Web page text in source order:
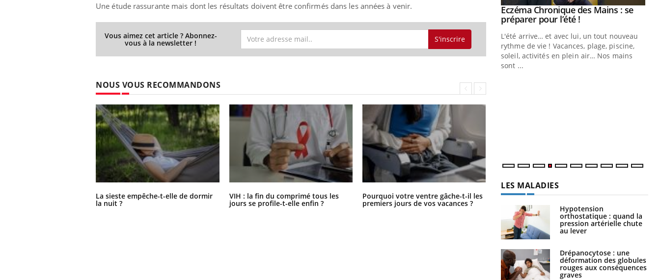
Une étude rassurante mais dont les résultats doivent être confirmés dans les années à venir.
Vous aimez cet article ? Abonnez-
vous à la newsletter ! S'inscrire
NOUS VOUS RECOMMANDONS
La sieste empêche-t-elle de dormir
la nuit ?
VIH : la fin du comprimé tous les
jours se profile-t-elle enfin ?
Pourquoi votre ventre gâche-t-il les
premiers jours de vos vacances ?
Fortes chaleurs : pourquoi le risque
Eczéma Chronique des Mains :
expliquer ma maladie
Il y a des sujets qui sont faciles à aborder...
d'autres non ! D'un côté, poser des
questions sur la maladie d'un proche c'est
Youtube
Carence en fer : comprendre pour
prévenir
Fatigue, irritabilité, brouillard mental ou
carence en fer sont multiples ce qui la rend
Youtube
Insuline & Charge mentale : et si on
osait en parler??
En 2026, l'insuline dans le diabète de type 2
reste entourée d'idées reçues chez les
patients comme parfois chez les soignants.
Youtube
Eczéma Chronique des Mains : se
préparer pour l’été !Youtube
L'été arrive… et avec lui, un tout nouveau
rythme de vie ! Vacances, plage, piscine,
soleil, activités en plein air… Nos mains
sont ...
LES MALADIES
Hypotension
orthostatique : quand la
pression artérielle chute
au lever
Drépanocytose : une
déformation des globules
rouges aux conséquences
graves